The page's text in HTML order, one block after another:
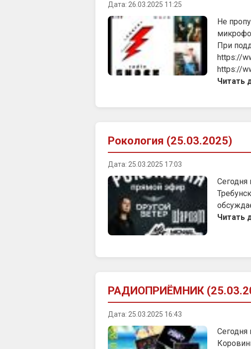
Дата: 26.03.2025 11:25
Не
При
https://
https://
Читать
Рокология (25.03.2025)
Дата: 25.03.2025 17:03
Сегодня
Читать
РАДИОПРИЁМНИК
Дата: 25.03.2025 16:43